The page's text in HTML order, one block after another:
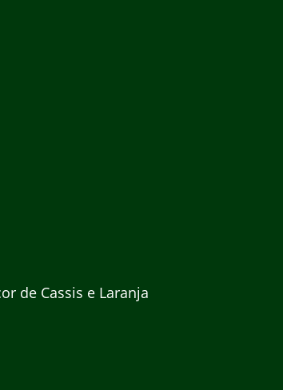
de Cassis e Laranja